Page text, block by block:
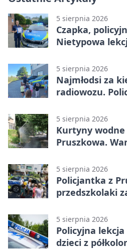
5 sierpnia 2026
Czapka,
Nietypowa
5 sierpnia 2026
Najmłodsi za
radiowozu.
5 sierpnia 2026
Kurtyny wodne
Pruszkowa.
5 sierpnia 2026
Policjantka z
przedszkolaki
5 sierpnia 2026
Policyjna
dzieci z